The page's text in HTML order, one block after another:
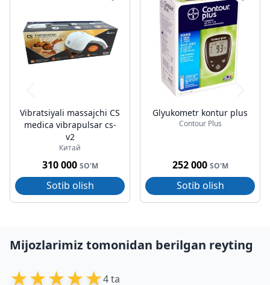
Vibratsiyali massajchi CS
medica vibrapulsar cs-
v2
Китай
310 000 SO'M
Sotib olish
Glyukometr kontur plus
Contour Plus
252 000 SO'M
Sotib olish
Mijozlarimiz tomonidan berilgan reyting
★★★★★4 ta